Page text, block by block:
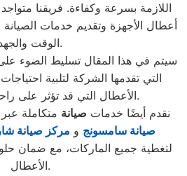
اللازمة بسرعة وكفاءة. فريقنا
أعطال الأجهزة وتقديم خدمات الصيانة
الوقت والجهد.
سيتم في هذا المقال تسليط الضوء
التي تقدمها الشركة لتلبية
الأعطال التي قد تؤثر على راحة وسلامة الأسرة.
نقدم أيضًا خدمات صيانة متكاملة
صيانة سامسونج و مركز صيانة
لتغطية جميع الماركات، مع ضمان
الأعطال.